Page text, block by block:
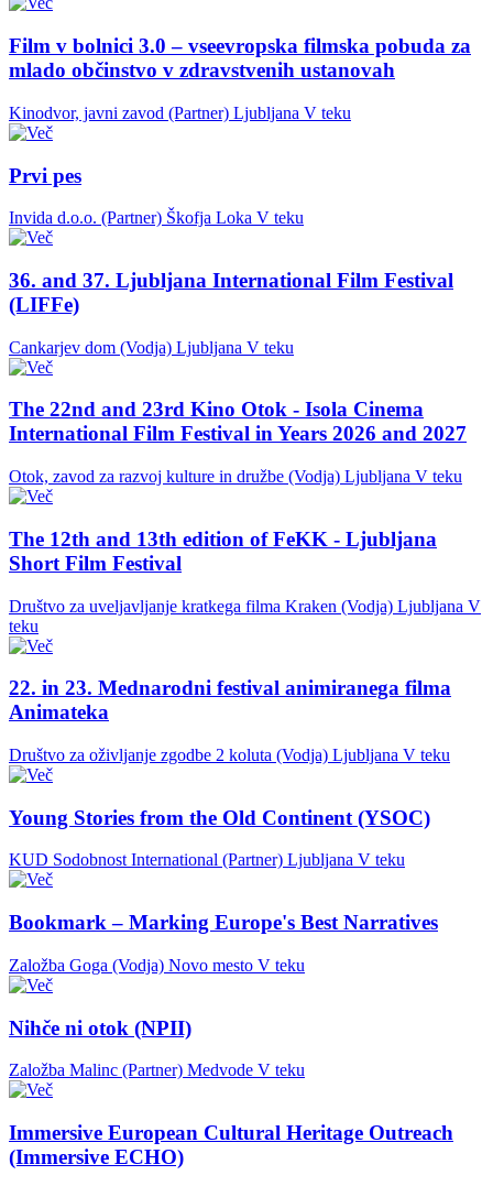
Film v bolnici 3.0 – vseevropska filmska pobuda za
mlado občinstvo v zdravstvenih ustanovah
Kinodvor, javni zavod (Partner) Ljubljana V teku
Prvi pes
Invida d.o.o. (Partner) Škofja Loka V teku
36. and 37. Ljubljana International Film Festival
(LIFFe)
Cankarjev dom (Vodja) Ljubljana V teku
The 22nd and 23rd Kino Otok - Isola Cinema
International Film Festival in Years 2026 and 2027
Otok, zavod za razvoj kulture in družbe (Vodja) Ljubljana V teku
The 12th and 13th edition of FeKK - Ljubljana
Short Film Festival
Društvo za uveljavljanje kratkega filma Kraken (Vodja) Ljubljana V
teku
22. in 23. Mednarodni festival animiranega filma
Animateka
Društvo za oživljanje zgodbe 2 koluta (Vodja) Ljubljana V teku
Young Stories from the Old Continent (YSOC)
KUD Sodobnost International (Partner) Ljubljana V teku
Bookmark – Marking Europe's Best Narratives
Založba Goga (Vodja) Novo mesto V teku
Nihče ni otok (NPII)
Založba Malinc (Partner) Medvode V teku
Immersive European Cultural Heritage Outreach
(Immersive ECHO)